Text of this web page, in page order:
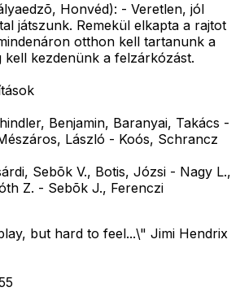
Honvéd): - Veretlen, jól
játszunk. Remekül elkapta a rajtot
otthon kell tartanunk a
kezdenünk a felzárkózást.
Benjamin, Baranyai, Takács -
László - Koós, Schrancz
Sebõk V., Botis, Józsi - Nagy L.,
Z. - Sebõk J., Ferenczi
but hard to feel...\" Jimi Hendrix